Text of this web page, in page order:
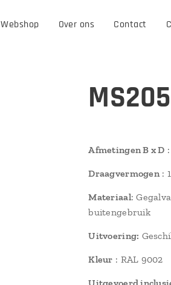
Webshop Over ons Contact
Afmetingen B x D
Draagvermogen:
Materiaal:
buitengebruik
Uitvoering:
Kleur : RAL 9002